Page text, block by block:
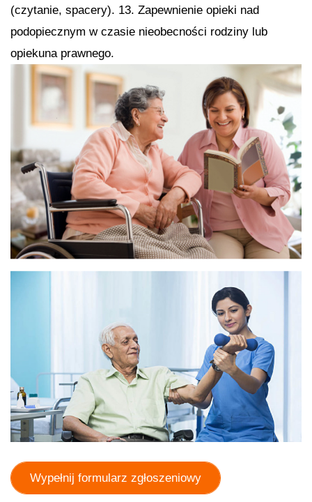
(czytanie, spacery). 13. Zapewnienie opieki nad
podopiecznym w czasie nieobecności rodziny lub
opiekuna prawnego.
Wypełnij formularz zgłoszeniowy